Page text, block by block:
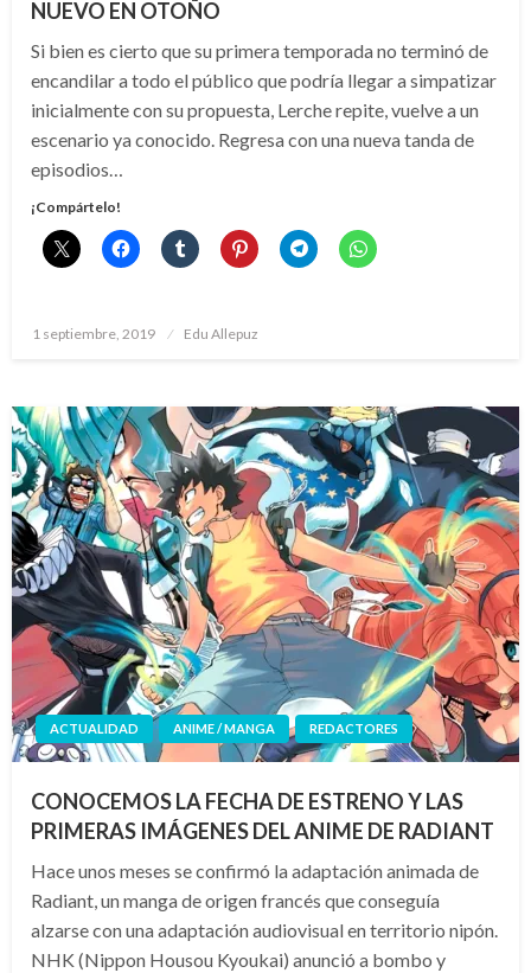
NUEVO EN OTOÑO
Si bien es cierto que su primera temporada no terminó de
encandilar a todo el público que podría llegar a simpatizar
inicialmente con su propuesta, Lerche repite, vuelve a un
escenario ya conocido. Regresa con una nueva tanda de
episodios…
¡Compártelo!
Publicado
1 septiembre, 2019 Edu Allepuz
ACTUALIDAD ANIME / MANGA REDACTORES
CONOCEMOS LA FECHA DE ESTRENO Y LAS
PRIMERAS IMÁGENES DEL ANIME DE RADIANT
Hace unos meses se confirmó la adaptación animada de
Radiant, un manga de origen francés que conseguía
alzarse con una adaptación audiovisual en territorio nipón.
NHK (Nippon Housou Kyoukai) anunció a bombo y